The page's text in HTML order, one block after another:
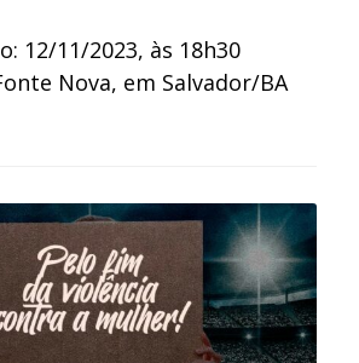
12/11/2023, às 18h30
Nova, em Salvador/BA